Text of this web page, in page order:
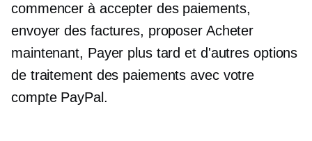
commencer à accepter des paiements,
envoyer des factures, proposer Acheter
maintenant, Payer plus tard et d'autres options
de traitement des paiements avec votre
compte PayPal.